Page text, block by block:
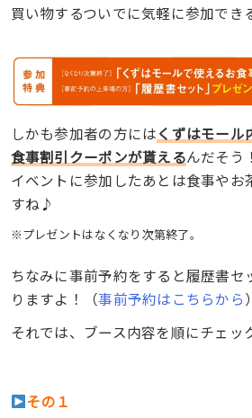
買い物するついでに気軽に参加でき
しかも参加者の方にはくずはモール
食事割引クーポンが貰えるんだそう！
イベントに参加したあとは食事やお
すね♪
※プレゼントはなくなり次第終了。
ちなみに事前予約をすると履歴書セ
りますよ！（事前予約はこちらから）
それでは、ブース内容を順にチェッ
その１